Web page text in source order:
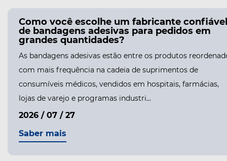
Como você escolhe um fabricante confiável
de bandagens adesivas para pedidos em
grandes quantidades?
As bandagens adesivas estão entre os produtos
com mais frequência na cadeia de suprimentos de
consumíveis médicos, vendidos em hospitais, farmácias,
lojas de varejo e programas industri...
2026 / 07 / 27
Saber mais